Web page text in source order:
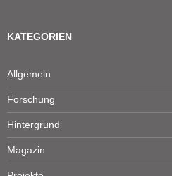
KATEGORIEN
Allgemein
Forschung
Hintergrund
Magazin